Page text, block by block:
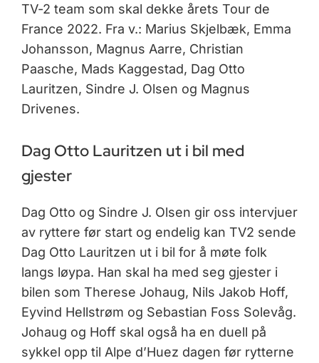
TV-2 team som skal dekke årets Tour de
France 2022. Fra v.: Marius Skjelbæk, Emma
Johansson, Magnus Aarre, Christian
Paasche, Mads Kaggestad, Dag Otto
Lauritzen, Sindre J. Olsen og Magnus
Drivenes.
Dag Otto Lauritzen ut i bil med
gjester
Dag Otto og Sindre J. Olsen gir oss intervjuer
av ryttere før start og endelig kan TV2 sende
Dag Otto Lauritzen ut i bil for å møte folk
langs løypa. Han skal ha med seg gjester i
bilen som Therese Johaug, Nils Jakob Hoff,
Eyvind Hellstrøm og Sebastian Foss Solevåg.
Johaug og Hoff skal også ha en duell på
sykkel opp til Alpe d’Huez dagen før rytterne